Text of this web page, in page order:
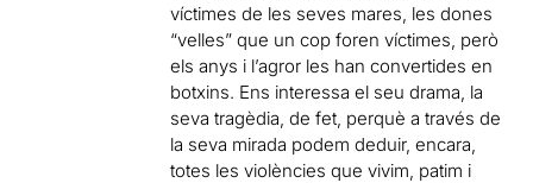
víctimes de les seves mares, les dones
“velles” que un cop foren víctimes, però
els anys i l’agror les han convertides en
botxins. Ens interessa el seu drama, la
seva tragèdia, de fet, perquè a través de
la seva mirada podem deduir, encara,
totes les violències que vivim, patim i